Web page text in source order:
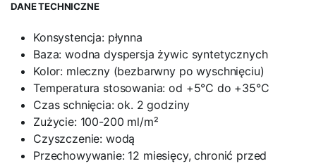
DANE TECHNICZNE
Konsystencja: płynna
Baza: wodna dyspersja żywic syntetycznych
Kolor: mleczny (bezbarwny po wyschnięciu)
Temperatura stosowania: od +5°C do +35°C
Czas schnięcia: ok. 2 godziny
Zużycie: 100-200 ml/m²
Czyszczenie: wodą
Przechowywanie: 12 miesięcy, chronić przed